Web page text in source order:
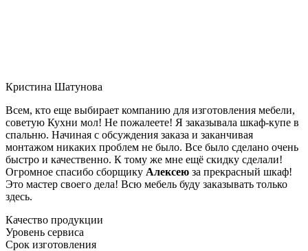
Кристина Шатунова
Всем, кто еще выбирает компанию для изготовления мебели,
советую Кухни мол! Не пожалеете! Я заказывала шкаф-купе в
спальню. Начиная с обсуждения заказа и заканчивая
монтажом никаких проблем не было. Все было сделано очень
быстро и качественно. К тому же мне ещё скидку сделали!
Огромное спасибо сборщику Алексею за прекрасный шкаф!
Это мастер своего дела! Всю мебель буду заказывать только
здесь.
Качество продукции
Уровень сервиса
Срок изготовления